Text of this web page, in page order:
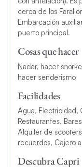
cerca de los
Embarcación
puerto principal.
Cosas que hacer
Nadar, hacer
hacer senderismo
Facilidades
Agua, Electricidad,
Restaurantes,
Alquiler de
recuerdos, Cajero
Descubra Capri